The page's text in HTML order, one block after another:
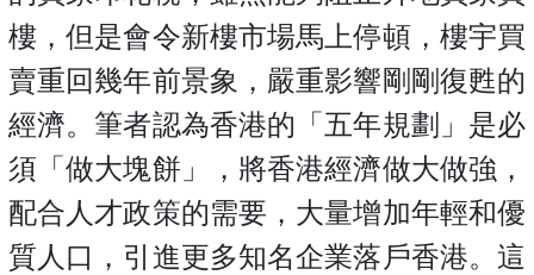
樓，但是會令新樓市場馬上停頓，樓宇買
賣重回幾年前景象，嚴重影響剛剛復甦的
經濟。筆者認為香港的「五年規劃」是必
須「做大塊餅」，將香港經濟做大做強，
配合人才政策的需要，大量增加年輕和優
質人口，引進更多知名企業落戶香港。這